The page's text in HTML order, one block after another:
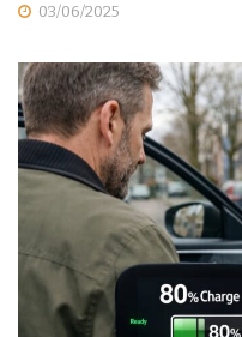
03/06/2025